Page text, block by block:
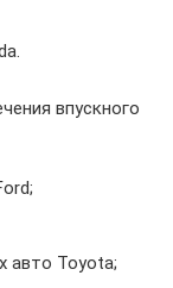
впускного
авто Toyota;